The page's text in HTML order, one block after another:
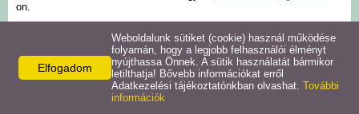
Helyi kiadványok
on.
X
Elfogadom
Weboldalunk sütiket (cookie) használ működése
folyamán, hogy a legjobb felhasználói élményt
nyújthassa Önnek. A sütik használatát bármikor
letilthatja! Bővebb információkat erről
Adatkezelési tájékoztatónkban olvashat. További
információk